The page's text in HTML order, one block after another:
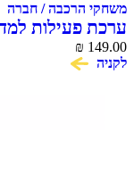
משחקי הרכבה / חברה
ערכת פעילות
Geographic
₪ 149.00
לקניה